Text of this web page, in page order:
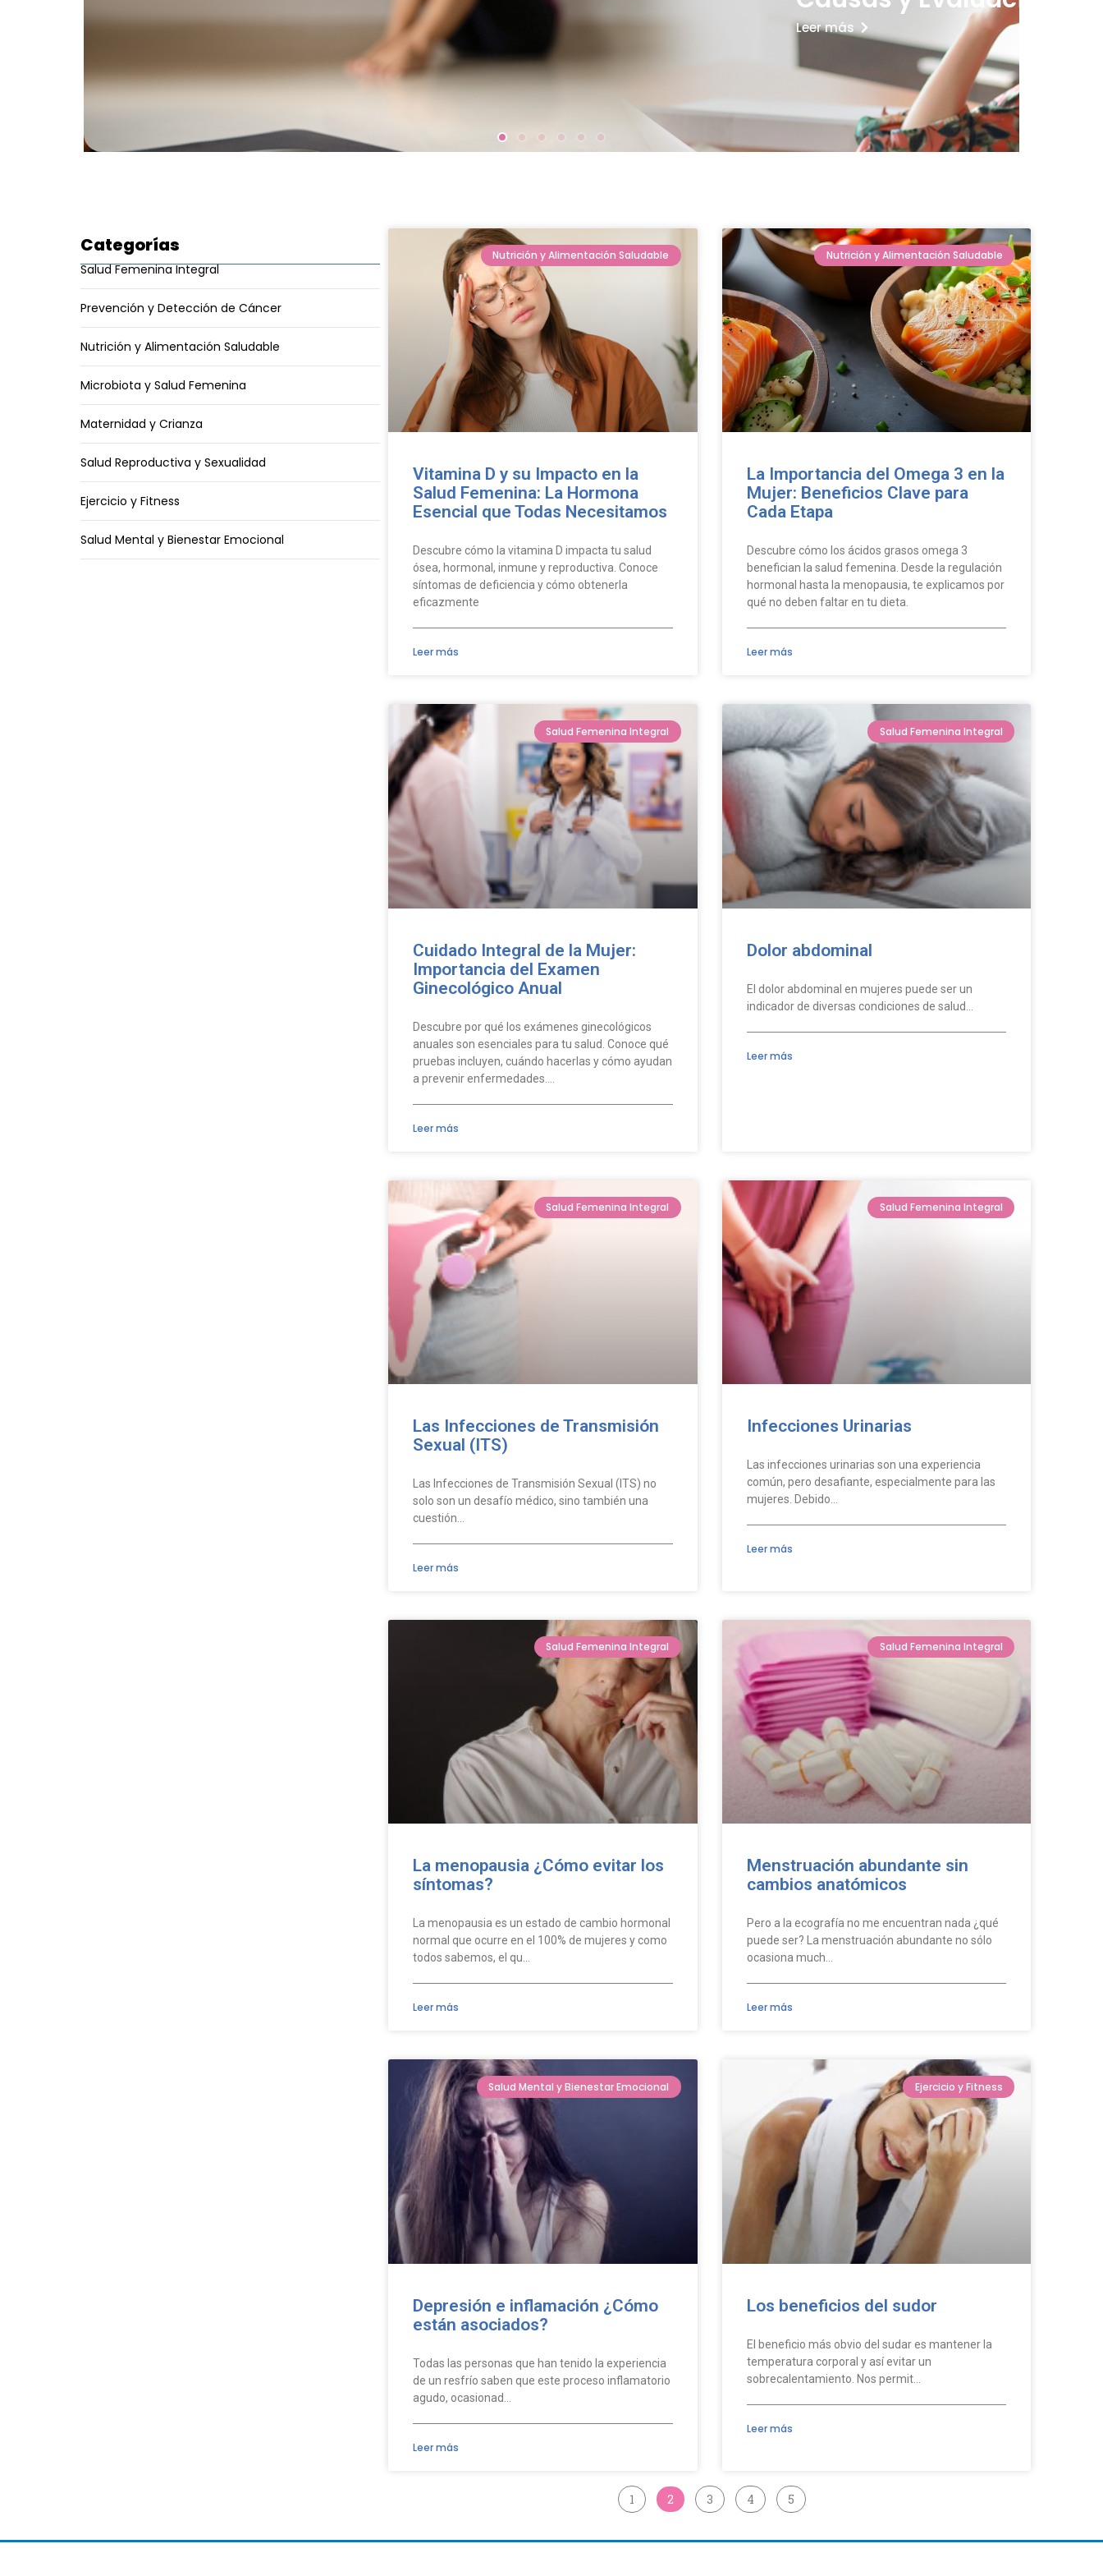
Leer más
Categorías
Salud Femenina Integral
Prevención y Detección de Cáncer
Nutrición y Alimentación Saludable
Microbiota y Salud Femenina
Maternidad y Crianza
Salud Reproductiva y Sexualidad
Ejercicio y Fitness
Salud Mental y Bienestar Emocional
Nutrición y Alimentación Saludable
Vitamina D y su Impacto en la
Salud Femenina: La Hormona
Esencial que Todas Necesitamos
Descubre cómo la vitamina D impacta tu salud
ósea, hormonal, inmune y reproductiva. Conoce
síntomas de deficiencia y cómo obtenerla
eficazmente
Leer más
Nutrición y Alimentación Saludable
La Importancia del Omega 3 en la
Mujer: Beneficios Clave para
Cada Etapa
Descubre cómo los ácidos grasos omega 3
benefician la salud femenina. Desde la regulación
hormonal hasta la menopausia, te explicamos por
qué no deben faltar en tu dieta.
Leer más
Salud Femenina Integral
Cuidado Integral de la Mujer:
Importancia del Examen
Ginecológico Anual
Descubre por qué los exámenes ginecológicos
anuales son esenciales para tu salud. Conoce qué
pruebas incluyen, cuándo hacerlas y cómo ayudan
a prevenir enfermedades….
Leer más
Salud Femenina Integral
Dolor abdominal
El dolor abdominal en mujeres puede ser un
indicador de diversas condiciones de salud…
Leer más
Salud Femenina Integral
Las Infecciones de Transmisión
Sexual (ITS)
Las Infecciones de Transmisión Sexual (ITS) no
solo son un desafío médico, sino también una
cuestión…
Leer más
Salud Femenina Integral
Infecciones Urinarias
Las infecciones urinarias son una experiencia
común, pero desafiante, especialmente para las
mujeres. Debido…
Leer más
Salud Femenina Integral
La menopausia ¿Cómo evitar los
síntomas?
La menopausia es un estado de cambio hormonal
normal que ocurre en el 100% de mujeres y como
todos sabemos, el qu…
Leer más
Salud Femenina Integral
Menstruación abundante sin
cambios anatómicos
Pero a la ecografía no me encuentran nada ¿qué
puede ser? La menstruación abundante no sólo
ocasiona much…
Leer más
Salud Mental y Bienestar Emocional
Depresión e inflamación ¿Cómo
están asociados?
Todas las personas que han tenido la experiencia
de un resfrío saben que este proceso inflamatorio
agudo, ocasionad…
Leer más
Ejercicio y Fitness
Los beneficios del sudor
El beneficio más obvio del sudar es mantener la
temperatura corporal y así evitar un
sobrecalentamiento. Nos permit…
Leer más
1 2 3 4 5